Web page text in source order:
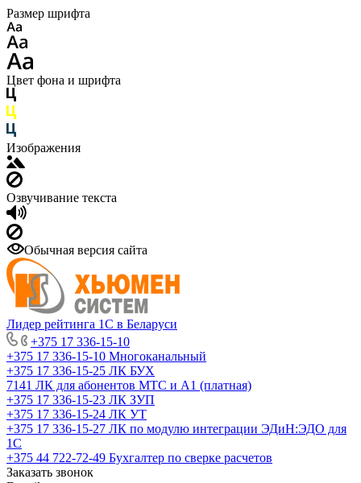
Размер шрифта
Цвет фона и шрифта
Изображения
Озвучивание текста
Обычная версия сайта
Лидер рейтинга 1С в Беларуси
+375 17 336-15-10
+375 17 336-15-10 Многоканальный
+375 17 336-15-25 ЛК БУХ
7141 ЛК для абонентов МТС и А1 (платная)
+375 17 336-15-23 ЛК ЗУП
+375 17 336-15-24 ЛК УТ
+375 17 336-15-27 ЛК по модулю интеграции ЭДиН:ЭДО для
1С
+375 44 722-72-49 Бухгалтер по сверке расчетов
Заказать звонок